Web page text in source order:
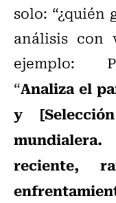
solo: “¿quién
análisis con
ejemplo:
“Analiza el
y
reciente,